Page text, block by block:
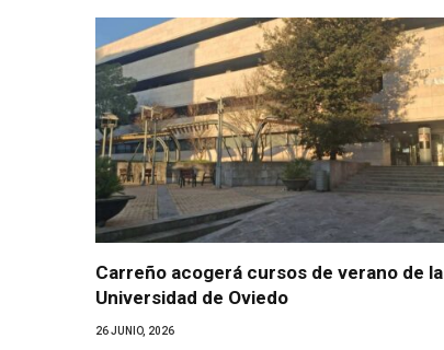
Carreño acogerá cursos de verano de la
Universidad de Oviedo
26 JUNIO, 2026